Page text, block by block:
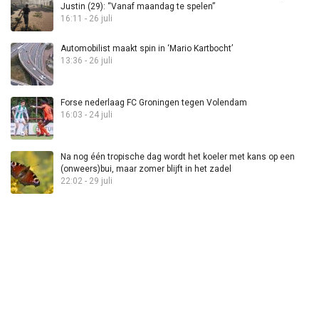
Justin (29): “Vanaf maandag te spelen”
16:11 - 26 juli
Automobilist maakt spin in ‘Mario Kartbocht’
13:36 - 26 juli
Forse nederlaag FC Groningen tegen Volendam
16:03 - 24 juli
Na nog één tropische dag wordt het koeler met kans op een
(onweers)bui, maar zomer blijft in het zadel
22:02 - 29 juli